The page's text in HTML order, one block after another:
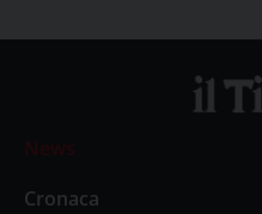
News
Cronaca